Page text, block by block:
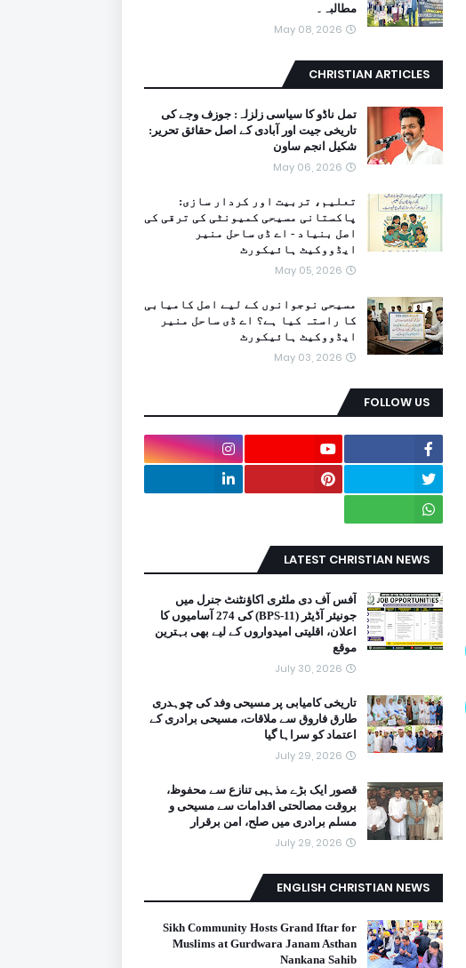
مطالبہ۔
May 08, 2026
CHRISTIAN ARTICLES
تمل ناڈو کا سیاسی زلزلہ: جوزف وجے کی
تاریخی جیت اور آبادی کے اصل حقائق تحریر:
شکیل انجم ساون
May 06, 2026
تعلیم، تربیت اور کردار سازی:
پاکستانی مسیحی کمیونٹی کی ترقی کی
اصل بنیاد - اے ڈی ساحل منیر
ایڈووکیٹ ہائیکورٹ
May 05, 2026
مسیحی نوجوانوں کے لیے اصل کامیابی
کا راستہ کیا ہے؟ اے ڈی ساحل منیر
ایڈووکیٹ ہائیکورٹ
May 03, 2026
FOLLOW US
LATEST CHRISTIAN NEWS
آفس آف دی ملٹری اکاؤنٹنٹ جنرل میں
جونیئر آڈیٹر (BPS-11) کی 274 آسامیوں کا
اعلان، اقلیتی امیدواروں کے لیے بھی بہترین
موقع
July 30, 2026
تاریخی کامیابی پر مسیحی وفد کی چوہدری
طارق فاروق سے ملاقات، مسیحی برادری کے
اعتماد کو سراہا گیا
July 29, 2026
قصور ایک بڑے مذہبی تنازع سے محفوظ،
بروقت مصالحتی اقدامات سے مسیحی و
مسلم برادری میں صلح، امن برقرار
July 29, 2026
ENGLISH CHRISTIAN NEWS
Sikh Community Hosts Grand Iftar for
Muslims at Gurdwara Janam Asthan
Nankana Sahib